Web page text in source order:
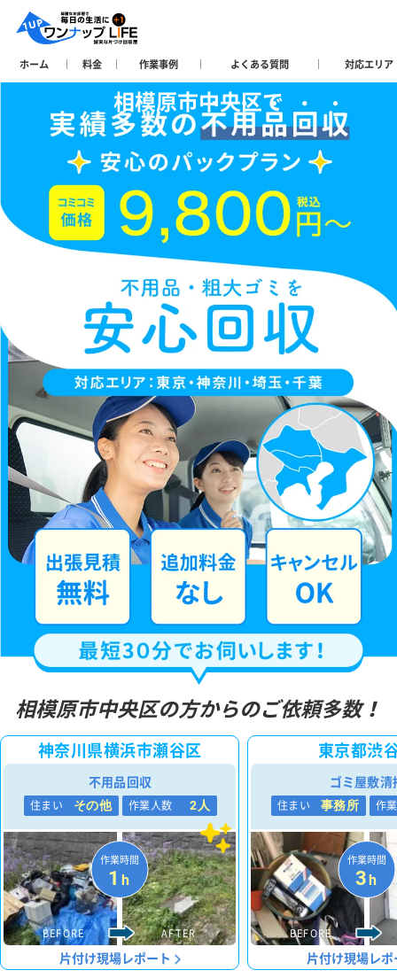
ホーム 料金 作業事例 よくある質問 対応エリア
相模原市中央区で
相模原市中央区の方からのご依頼多数！
神奈川県横浜市瀬谷区
不用品回収
住まい その他 作業人数 2人
BEFORE AFTER
作業時間
1 h
片付け現場レポート
東京都渋
ゴミ屋敷清
住まい 事務所 作
BEFORE
作業時間
3h
片付け現場レポ